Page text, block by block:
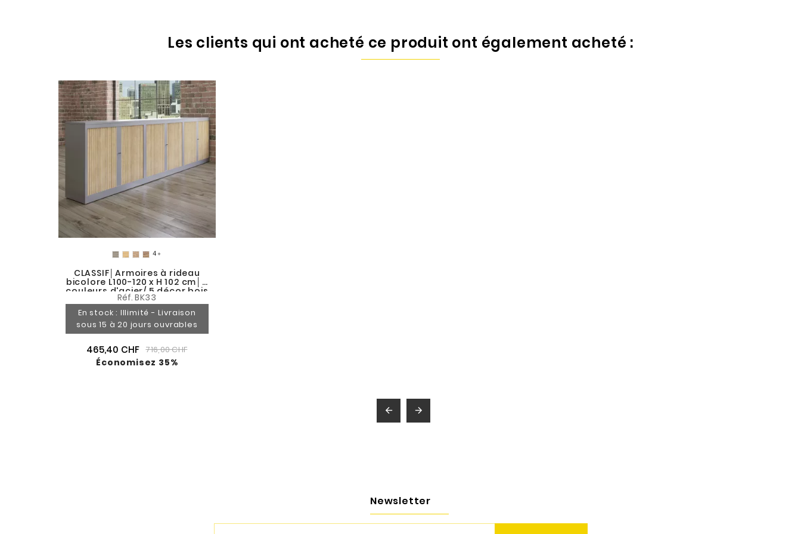
Les clients qui ont acheté ce produit ont également acheté :

CLASSIF│Armoires à rideau
bicolore L100-120 x H 102 cm│3
couleurs d'acier/ 5 décor bois
Réf. BK33
En stock : Illimité - Livraison
sous 15 à 20 jours ouvrables
465,40 CHF 716,00 CHF
Économisez 35%
 
Newsletter